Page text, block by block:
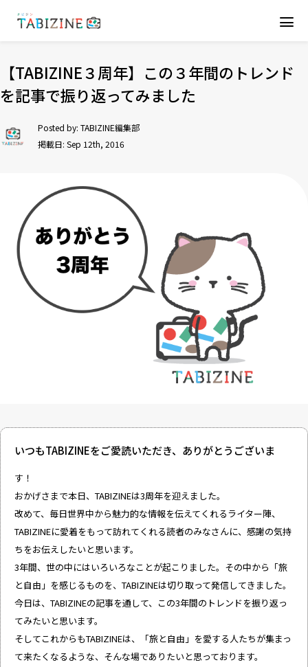
【TABIZINE３周年】この３年間のトレンド
を記事で振り返ってみました
Posted by: TABIZINE編集部
掲載日: Sep 12th, 2016
いつもTABIZINEをご愛読いただき、ありがとうございま
す！
おかげさまで本日、TABIZINEは3周年を迎えました。
改めて、毎日世界中から魅力的な情報を伝えてくれるライター陣、
TABIZINEに愛着をもって訪れてくれる読者のみなさんに、感謝の気持
ちをお伝えしたいと思います。
3年間、世の中にはいろいろなことが起こりました。その中から「旅
と自由」を感じるものを、TABIZINEは切り取って発信してきました。
今日は、TABIZINEの記事を通して、この3年間のトレンドを振り返っ
てみたいと思います。
そしてこれからもTABIZINEは、「旅と自由」を愛する人たちが集まっ
て来たくなるような、そんな場でありたいと思っております。